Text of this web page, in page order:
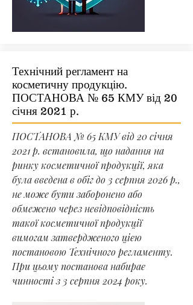
Технічний регламент на
косметичну продукцію.
ПОСТАНОВА № 65 КМУ від 20
січня 2021 р.
ПОСТАНОВА № 65 КМУ від 20 січня
2021 р. встановила, що надання на
ринку косметичної продукції, яка
була введена в обіг до 3 серпня 2026 р.,
не може бути заборонено або
обмежено через невідповідність
такої косметичної продукції
вимогам затвердженого цією
постановою Технічного регламенту.
При цьому постанова набирає
чинності з 3 серпня 2024 року.